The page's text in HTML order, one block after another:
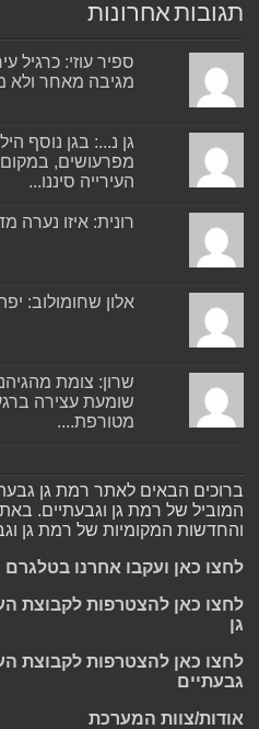
תגובות אחרונות
ספיר עוזי: כרגיל
מגיבה מאחר ולא
גן נ...: בגן נוסף
מפרעושים,
העירייה סיננו...
רונית: איזו נערה
אלון שחומולוב:
שרון: צומת
שומעת עצירה
מטורפת....
ברוכים הבאים לאתר רמת גן
המוביל של רמת גן וגבעתיים.
והחדשות המקומיות של רמת גן
לחצו כאן ועקבו אחרנו בטלגרם
לחצו כאן להצטרפות לקבוצת
גן
לחצו כאן להצטרפות לקבוצת
גבעתיים
אודות/צוות המערכת